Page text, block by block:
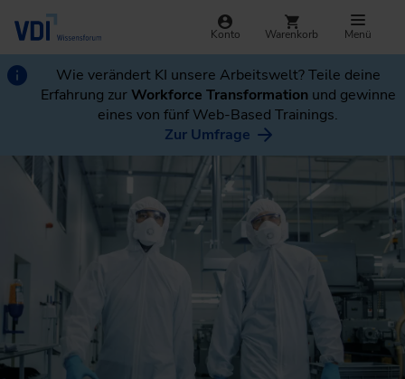
Konto Warenkorb Menü
Wie verändert KI unsere Arbeitswelt? Teile deine
Erfahrung zurWorkforce Transformation und gewinne
eines von fünf Web-Based Trainings.
Zur Umfrage